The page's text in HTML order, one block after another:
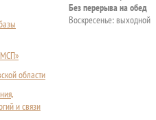
области
и связи
Без перерыва на обед
Воскресенье: выходной